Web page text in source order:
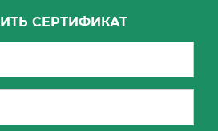
СЕРТИФИКАТ